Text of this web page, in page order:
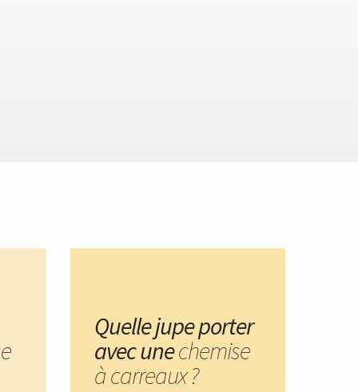
Quelle jupe porter
avec unechemise
à carreaux ?